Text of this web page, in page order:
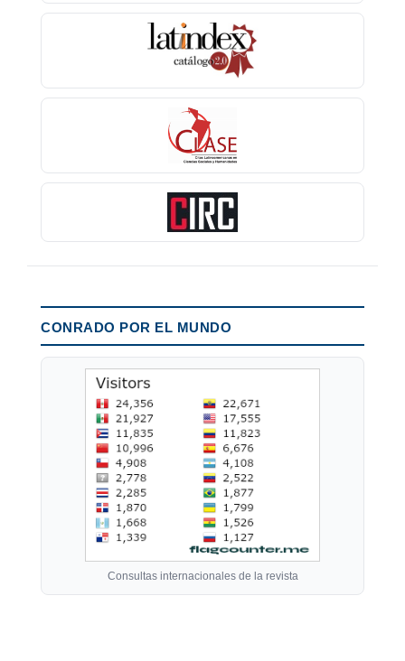
CONRADO POR EL MUNDO
Consultas internacionales de la revista